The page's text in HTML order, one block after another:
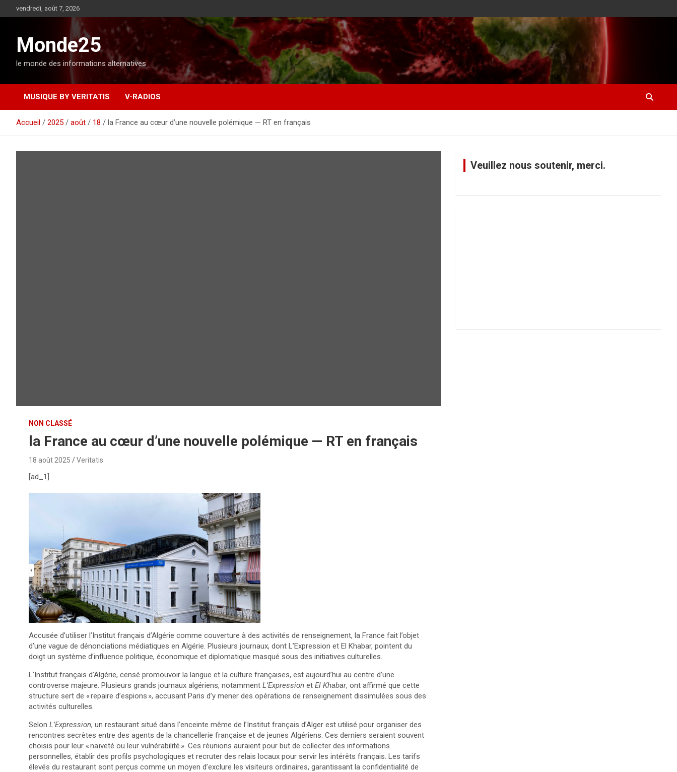
l
t
vendredi, août 7, 2026
Monde25
le monde des informations alternatives
MUSIQUE BY VERITATIS V-RADIOS
Accueil 2025 août 18 la France au cœur d’une nouvelle polémique — RT en français
NON CLASSÉ
la France au cœur d’une nouvelle polémique — RT en français
18 août 2025 Veritatis
[ad_1]
Accusée d’utiliser l’Institut français d’Algérie comme couverture à des activités de renseignement, la France fait l’objet
d’une vague de dénonciations médiatiques en Algérie. Plusieurs journaux, dont L’Expression et El Khabar, pointent du
doigt un système d’influence politique, économique et diplomatique masqué sous des initiatives culturelles.
L’Institut français d’Algérie, censé promouvoir la langue et la culture françaises, est aujourd’hui au centre d’une
controverse majeure. Plusieurs grands journaux algériens, notamment L’Expression et El Khabar, ont affirmé que cette
structure sert de « repaire d’espions », accusant Paris d’y mener des opérations de renseignement dissimulées sous des
activités culturelles.
Selon L’Expression, un restaurant situé dans l’enceinte même de l’Institut français d’Alger est utilisé pour organiser des
rencontres secrètes entre des agents de la chancellerie française et de jeunes Algériens. Ces derniers seraient souvent
choisis pour leur « naïveté ou leur vulnérabilité ». Ces réunions auraient pour but de collecter des informations
personnelles, établir des profils psychologiques et recruter des relais locaux pour servir les intérêts français. Les tarifs
élevés du restaurant sont perçus comme un moyen d’exclure les visiteurs ordinaires, garantissant la confidentialité de
Veuillez nous soutenir, merci.